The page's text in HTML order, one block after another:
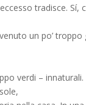
tradisce. Sí,
un po’ troppo
verdi – innaturali.